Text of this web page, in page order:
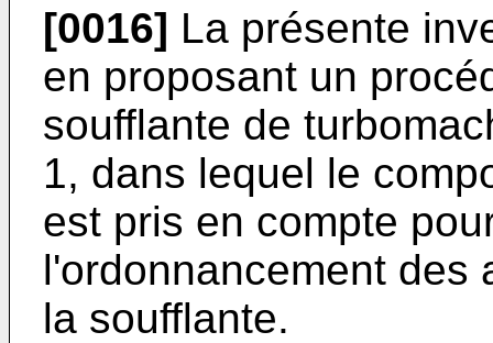
[0016] La présente
en proposant un
soufflante de
1, dans lequel le
est pris en compte
l'ordonnancement des
la soufflante.